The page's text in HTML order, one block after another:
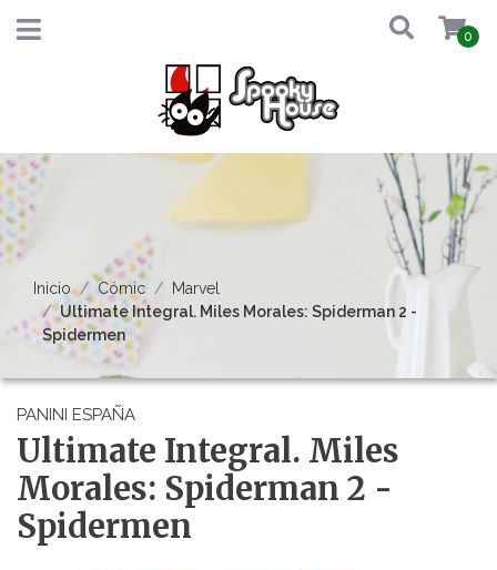
0
Inicio Cómic
Marvel
Ultimate Integral. Miles Morales: Spiderman 2 -
Spidermen
PANINI ESPAÑA
Ultimate Integral. Miles
Morales: Spiderman 2 -
Spidermen